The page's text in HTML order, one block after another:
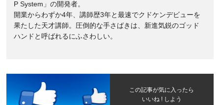
P System」の開発者。
開業からわずか4年、講師歴3年と最速でクドケンデビューを
果たした天才講師。圧倒的な手さばきは、新進気鋭のゴッド
ハンドと呼ばれるにふさわしい。
この記事が気に入ったら
いいね ! しよう